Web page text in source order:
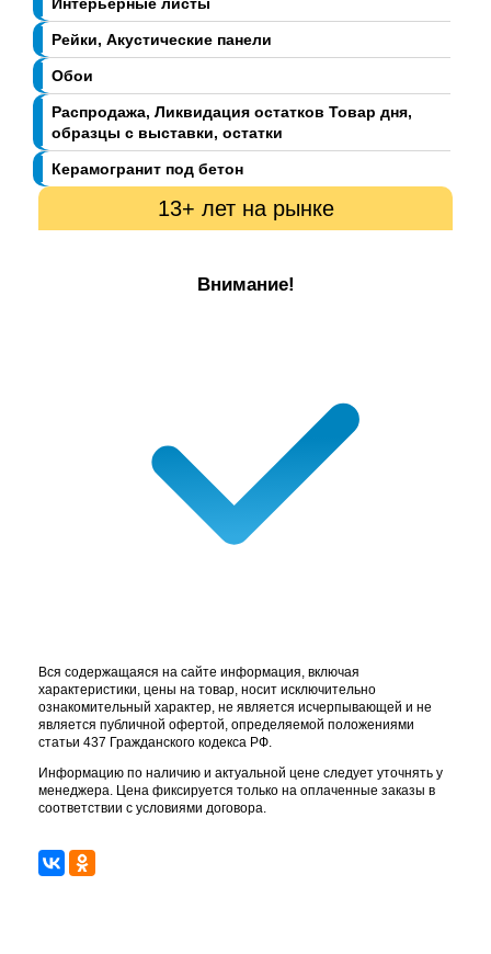
Рейки, Акустические панели
Обои
Распродажа, Ликвидация остатков Товар дня,
образцы с выставки, остатки
Керамогранит под бетон
13+ лет на рынке
Внимание!
Вся содержащаяся на сайте информация, включая
характеристики, цены на товар, носит исключительно
ознакомительный характер, не является исчерпывающей и не
является публичной офертой, определяемой положениями
статьи 437 Гражданского кодекса РФ.
Информацию по наличию и актуальной цене следует уточнять у
менеджера. Цена фиксируется только на оплаченные заказы в
соответствии с условиями договора.